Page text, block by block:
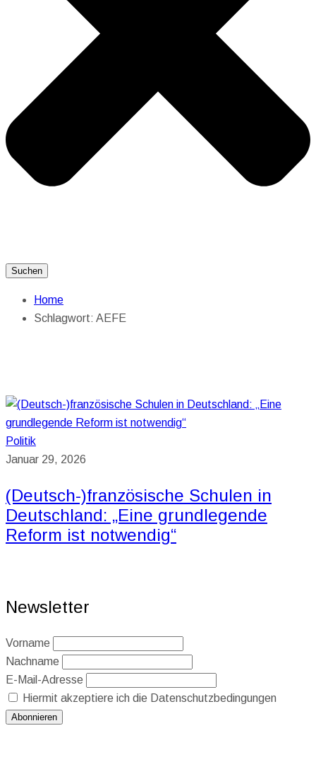
Suchen
Home
Schlagwort: AEFE
Politik
Januar 29, 2026
(Deutsch-)französische Schulen in
Deutschland: „Eine grundlegende
Reform ist notwendig“
Newsletter
Vorname
Nachname
E-Mail-Adresse
Hiermit akzeptiere ich die Datenschutzbedingungen